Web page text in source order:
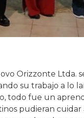
Orizzonte Ltda.
su trabajo a lo
todo fue un
pudieran